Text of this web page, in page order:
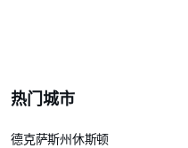
热门城市
德克萨斯州休斯顿